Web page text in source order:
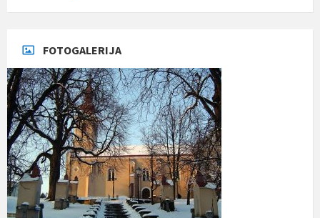
FOTOGALERIJA